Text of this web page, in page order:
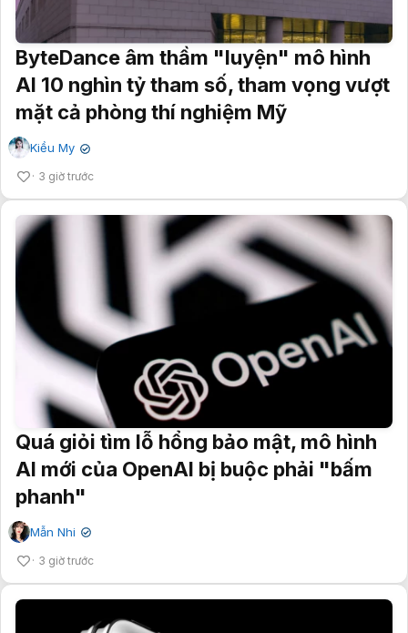
ByteDance âm thầm "luyện" mô hình
AI 10 nghìn tỷ tham số, tham vọng vượt
mặt cả phòng thí nghiệm Mỹ
Kiều My ✔
3 giờ trước
Quá giỏi tìm lỗ hổng bảo mật, mô hình
AI mới của OpenAI bị buộc phải "bấm
phanh"
Mẫn Nhi ✔
3 giờ trước